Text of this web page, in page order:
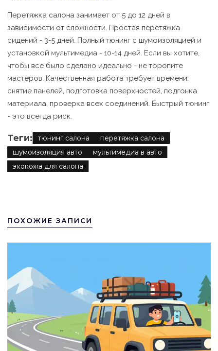
Перетяжка салона занимает от 5 до 12 дней в
зависимости от сложности. Простая перетяжка
сидений - 3-5 дней. Полный тюнинг с шумоизоляцией и
установкой мультимедиа - 10-14 дней. Если вы хотите,
чтобы все было сделано идеально - не торопите
мастеров. Качественная работа требует времени:
снятие панелей, подготовка поверхностей, подгонка
материала, проверка всех соединений. Быстрый тюнинг
- это всегда риск.
Теги: тюнинг салона
перетяжка салона
шумоизоляция авто
мультимедиа в авто
экокожа для салона
ПОХОЖИЕ ЗАПИСИ